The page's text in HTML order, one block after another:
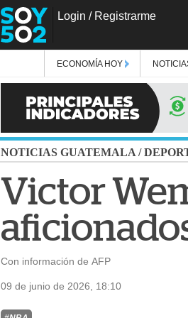
Login / Registrarme
ECONOMÍA HOY
NOTICIAS GUATEMALA /
Victor
Con información de AFP
09 de junio de 2026, 18:10